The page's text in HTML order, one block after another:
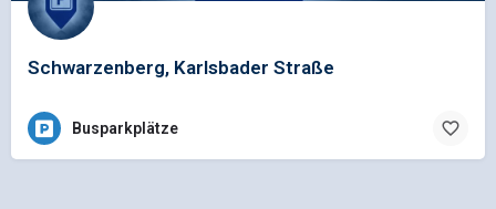
Schwarzenberg, Karlsbader Straße
Busparkplätze